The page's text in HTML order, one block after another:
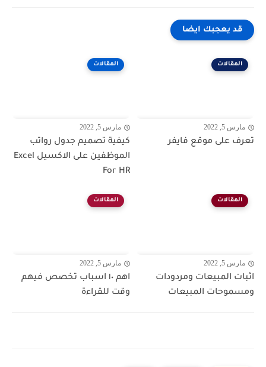
قد يعجبك ايضا
المقالات
مارس 5, 2022
تعرف على موقع فايفر
المقالات
مارس 5, 2022
كيفية تصميم جدول رواتب
الموظفين على الاكسيل Excel
For HR
المقالات
مارس 5, 2022
اثبات المبيعات ومردودات
ومسموحات المبيعات
المقالات
مارس 5, 2022
اهم ١٠ اسباب تخصص فيهم
وقت للقراءة